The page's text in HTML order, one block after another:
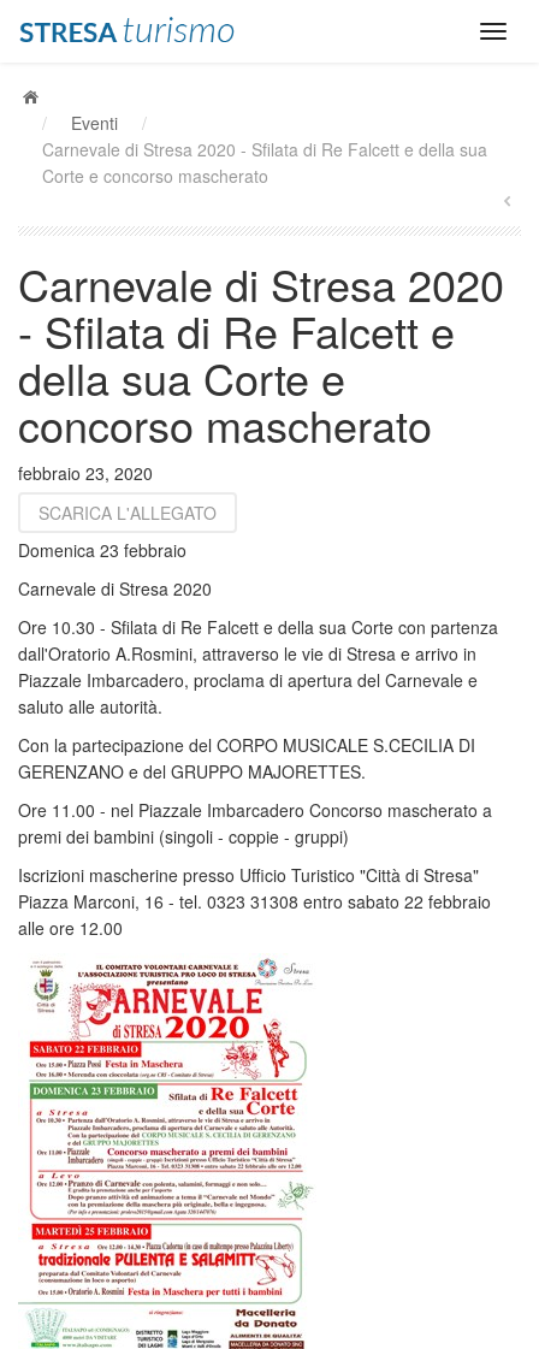
/ Eventi
/
Carnevale di Stresa 2020 - Sfilata di Re Falcett e della sua
Corte e concorso mascherato
Carnevale di Stresa 2020
- Sfilata di Re Falcett e
della sua Corte e
concorso mascherato
febbraio 23, 2020
SCARICA L'ALLEGATO
Domenica 23 febbraio
Carnevale di Stresa 2020
Ore 10.30 - Sfilata di Re Falcett e della sua Corte con partenza
dall'Oratorio A.Rosmini, attraverso le vie di Stresa e arrivo in
Piazzale Imbarcadero, proclama di apertura del Carnevale e
saluto alle autorità.
Con la partecipazione del CORPO MUSICALE S.CECILIA DI
GERENZANO e del GRUPPO MAJORETTES.
Ore 11.00 - nel Piazzale Imbarcadero Concorso mascherato a
premi dei bambini (singoli - coppie - gruppi)
Iscrizioni mascherine presso Ufficio Turistico "Città di Stresa"
Piazza Marconi, 16 - tel. 0323 31308 entro sabato 22 febbraio
alle ore 12.00